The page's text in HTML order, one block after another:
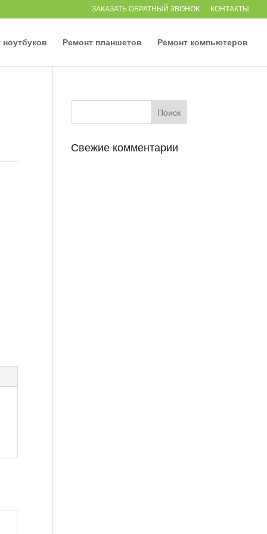
ЗАКАЗАТЬ ОБРАТНЫЙ ЗВОНОК КОНТАКТЫ
Ремонт планшетов Ремонт компьютеров
Свежие комментарии